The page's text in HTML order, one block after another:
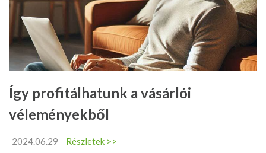
Így profitálhatunk a vásárlói
véleményekből
2024.06.29
Részletek >>